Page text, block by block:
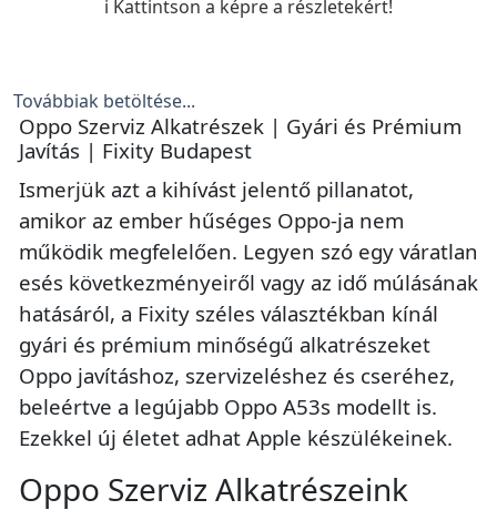
ℹ️ Kattintson a képre a részletekért!
Továbbiak betöltése...
Oppo Szerviz Alkatrészek | Gyári és Prémium
Javítás | Fixity Budapest
Ismerjük azt a kihívást jelentő pillanatot,
amikor az ember hűséges Oppo-ja nem
működik megfelelően. Legyen szó egy váratlan
esés következményeiről vagy az idő múlásának
hatásáról, a Fixity széles választékban kínál
gyári és prémium minőségű alkatrészeket
Oppo javításhoz, szervizeléshez és cseréhez,
beleértve a legújabb Oppo A53s modellt is.
Ezekkel új életet adhat Apple készülékeinek.
Oppo Szerviz Alkatrészeink